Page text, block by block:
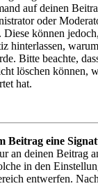
auf deinen
oder
Diese können
hinterlassen,
Bitte beachte,
löschen können,
hat.
Beitrag eine
an deinen Beitrag
in den
entwerfen.